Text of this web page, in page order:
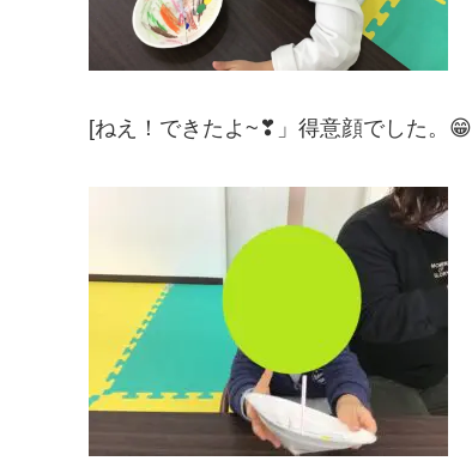
[ねえ！できたよ~❣」得意顔でした。😁